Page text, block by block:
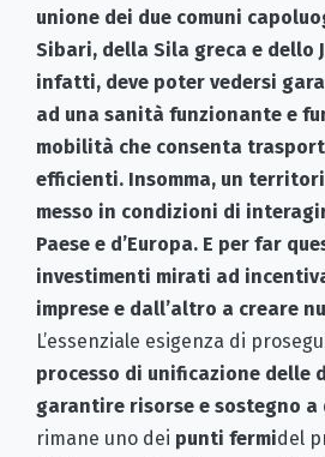
unione dei due comuni
Sibari, della Sila greca e dello
infatti, deve poter vedersi
ad una sanità funzionante e
mobilità che consenta
efficienti. Insomma, un
messo in condizioni di
Paese e d’Europa. E per far
investimenti mirati ad
imprese e dall’altro a creare
L’essenziale esigenza di
processo di unificazione delle
garantire risorse e sostegno
rimane uno dei punti fermidel